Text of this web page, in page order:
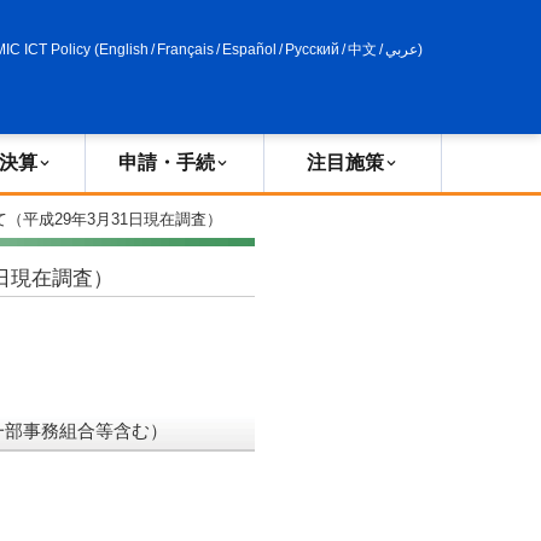
ICT Policy (English / Français/ Español / Русский /中文 /عربي)
算 申請・手続 注目施策
平成29年3月31日現在調査）
在調査）
事務組合等含む）